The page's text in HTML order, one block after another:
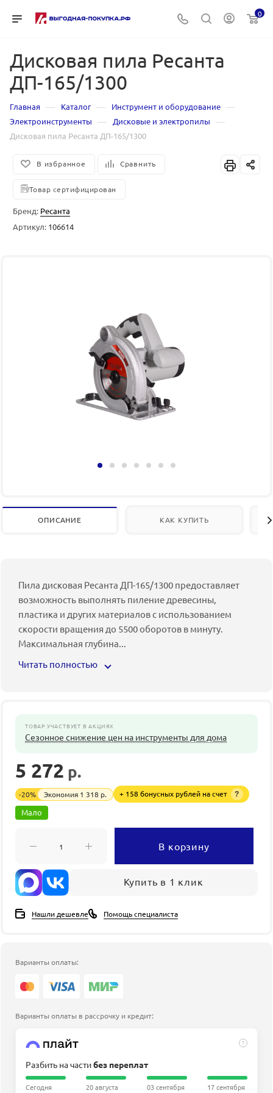
0
Дисковая пила Ресанта
ДП-165/1300
Главная — Каталог — Инструмент и оборудование —
Электроинструменты — Дисковые и электропилы —
Дисковая пила Ресанта ДП-165/1300
В избранное Сравнить
Товар сертифицирован
Бренд: Ресанта
Артикул: 106614
ОПИСАНИЕ КАК КУПИТЬ
Пила дисковая Ресанта ДП-165/1300 предоставляет
возможность выполнять пиление древесины,
пластика и других материалов с использованием
скорости вращения до 5500 оборотов в минуту.
Максимальная глубина...
Читать полностью
ТОВАР УЧАСТВУЕТ В АКЦИЯХ
Сезонное снижение цен на инструменты для дома
5 272 р.
-20% Экономия 1 318 р. + 158 бонусных рублей на счет ?
Мало
В корзину
Купить в 1 клик
Нашли дешевле Помощь специалиста
Варианты оплаты:
Варианты оплаты в рассрочку и кредит:
?
Разбить на частибез переплат
Сегодня 20 августа 03 сентября 17 сентября